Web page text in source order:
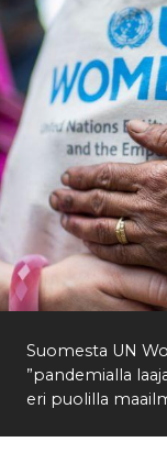
Tietoa meistä
På Svenska
Valikon rivi
Lahjoita
Suomesta UN
”pandemialla
eri puolilla